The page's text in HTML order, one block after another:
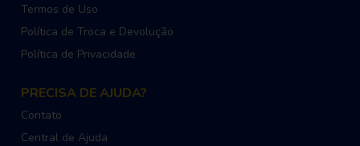
Termos de Uso
Política de Troca e Devolução
Política de Privacidade
PRECISA DE AJUDA?
Contato
Central de Ajuda